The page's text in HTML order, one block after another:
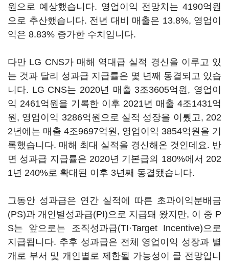
원으로 예상했습니다. 영업이익 전망치는 4190억원
으로 추산했습니다. 전년 대비 매출은 13.8%, 영업이
익은 8.83% 증가한 수치입니다.
다만 LG CNS가 매해 역대급 실적 경신을 이루고 있
는 것과 달리 성과급 지급률은 몇 년째 동결되고 있습
니다. LG CNS는 2020년 매출 3조3605억원, 영업이
익 2461억원을 기록한 이후 2021년 매출 4조1431억
원, 영업이익 3286억원으로 실적 성장을 이뤘고, 202
2년에는 매출 4조9697억원, 영업이익 3854억원을 기
록했습니다. 매해 최대 실적을 경신해온 것인데요. 반
면 성과급 지급률은 2020년 기본급의 180%에서 202
1년 240%로 확대된 이후 3년째 동결됐습니다.
그동안 성과급은 연간 실적에 따른 초과이익분배금
(PS)과 개인별성과급(PI)으로 지급돼 왔지만, 이 중 P
S는 앞으로는 조직성과급(TI·Target Incentive)으로
지급됩니다. 추후 성과급은 전체 영업이익 성장과 별
개로 부서 및 개인별로 제한될 가능성이 클 전망입니